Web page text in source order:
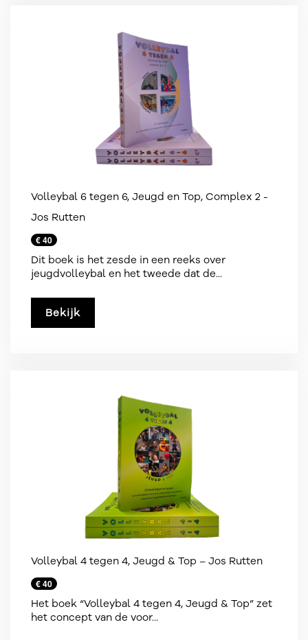
Volleybal 6 tegen 6, Jeugd en Top, Complex 2 -
Jos Rutten
€ 40
Dit boek is het zesde in een reeks over
jeugdvolleybal en het tweede dat de...
Bekijk
Volleybal 4 tegen 4, Jeugd & Top – Jos Rutten
€ 40
Het boek “Volleybal 4 tegen 4, Jeugd & Top” zet
het concept van de voor...